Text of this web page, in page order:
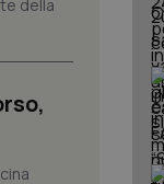
della
future.
che il banner